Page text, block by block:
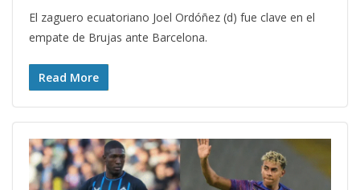
El zaguero ecuatoriano Joel Ordóñez (d) fue clave en el
empate de Brujas ante Barcelona.
Read More